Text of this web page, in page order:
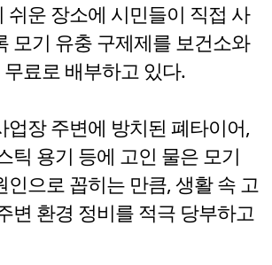
쉬운 장소에 시민들이 직접 사
모기 유충 구제제를 보건소와
료로 배부하고 있다.
업장 주변에 방치된 폐타이어,
틱 용기 등에 고인 물은 모기
인으로 꼽히는 만큼, 생활 속 고
변 환경 정비를 적극 당부하고